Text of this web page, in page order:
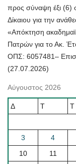
προς σύναψη έξι (6)
Δίκαιου για την
«Απόκτηση
Πατρών για το Ακ.
ΟΠΣ: 6057481–
(27.07.2026)
Αύγουστος 2026
Δ Τ Τ
3
4
10
11